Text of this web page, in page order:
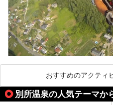
おすすめのアクティ
別所温泉の人気テーマか